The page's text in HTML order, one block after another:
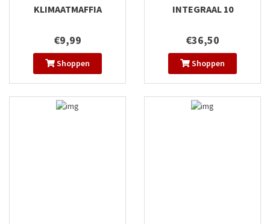
KLIMAATMAFFIA
€9,99
Shoppen
INTEGRAAL 10
€36,50
Shoppen